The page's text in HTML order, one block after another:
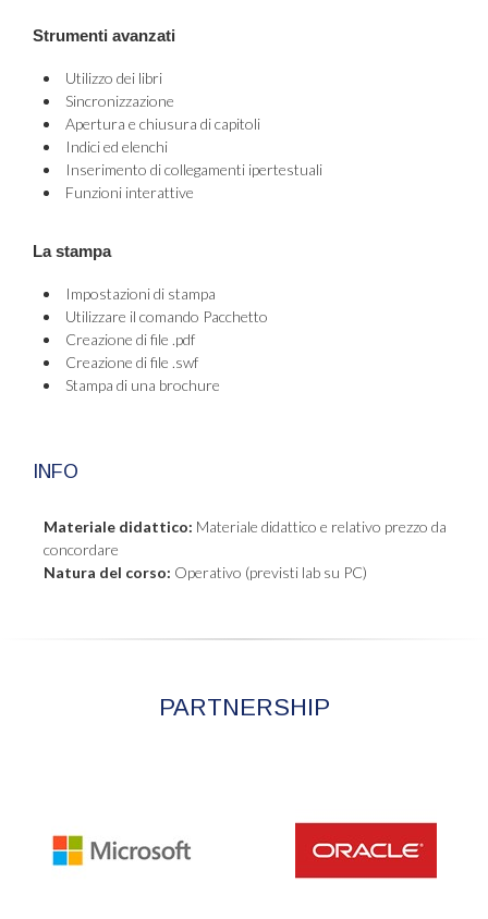
Strumenti avanzati
Utilizzo dei libri
Sincronizzazione
Apertura e chiusura di capitoli
Indici ed elenchi
Inserimento di collegamenti ipertestuali
Funzioni interattive
La stampa
Impostazioni di stampa
Utilizzare il comando Pacchetto
Creazione di file .pdf
Creazione di file .swf
Stampa di una brochure
INFO
Materiale didattico: Materiale didattico e relativo prezzo da
concordare
Natura del corso: Operativo (previsti lab su PC)
PARTNERSHIP